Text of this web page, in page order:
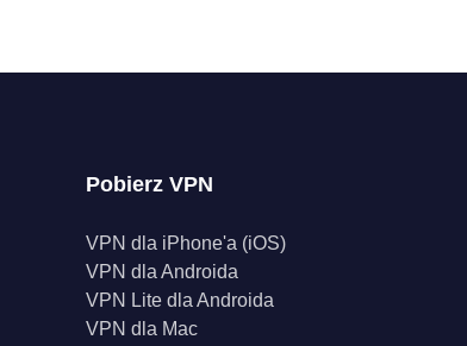
Pobierz VPN
VPN dla iPhone'a (iOS)
VPN dla Androida
VPN Lite dla Androida
VPN dla Mac